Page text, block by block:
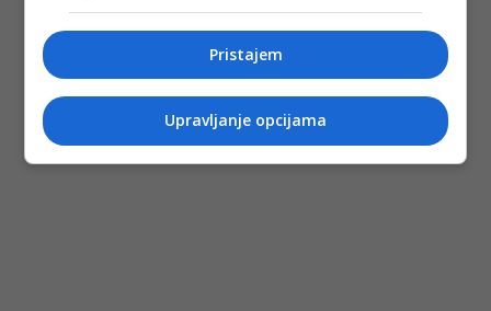
Pristajem
Upravljanje opcijama